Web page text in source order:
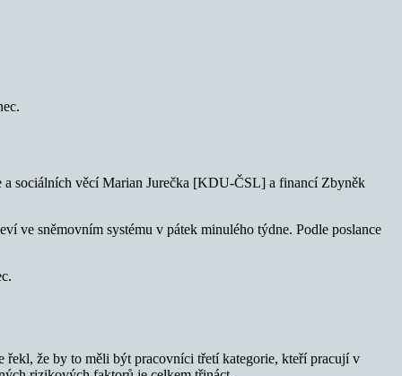
a sociálních věcí Marian Jurečka [KDU-ČSL] a financí Zbyněk
ve sněmovním systému v pátek minulého týdne. Podle poslance
řekl, že by to měli být pracovníci třetí kategorie, kteří pracují v